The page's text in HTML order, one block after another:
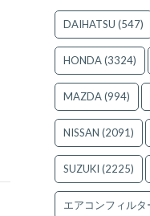
DAIHATSU (547)
HONDA(3324)
MAZDA(994)
NISSAN (2091)
SUZUKI (2225)
エアコンフィル